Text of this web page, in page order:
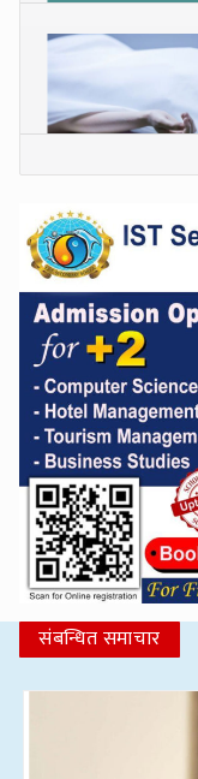
संबन्धित समाचार